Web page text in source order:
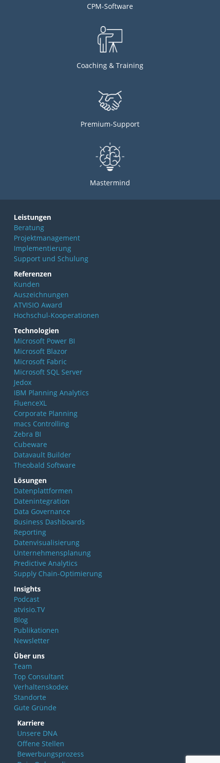
CPM-Software
Coaching & Training
Premium-Support
Mastermind
Leistungen
Beratung
Projektmanagement
Implementierung
Support und Schulung
Referenzen
Kunden
Auszeichnungen
ATVISIO Award
Hochschul-Kooperationen
Technologien
Microsoft Power BI
Microsoft Blazor
Microsoft Fabric
Microsoft SQL Server
Jedox
IBM Planning Analytics
FluenceXL
Corporate Planning
macs Controlling
Zebra BI
Cubeware
Datavault Builder
Theobald Software
Lösungen
Datenplattformen
Datenintegration
Data Governance
Business Dashboards
Reporting
Datenvisualisierung
Unternehmensplanung
Predictive Analytics
Supply Chain-Optimierung
Insights
Podcast
atvisio.TV
Blog
Publikationen
Newsletter
Über uns
Team
Top Consultant
Verhaltenskodex
Standorte
Gute Gründe
Karriere
Unsere DNA
Offene Stellen
Bewerbungsprozess